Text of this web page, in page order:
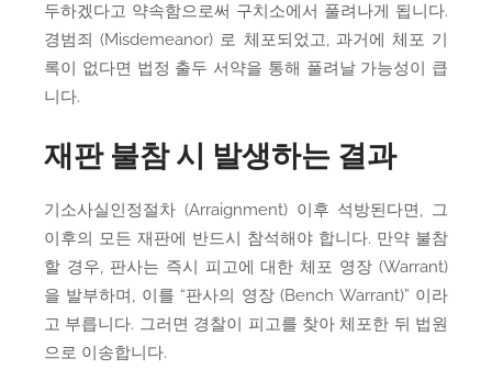
두하겠다고 약속함으로써 구치소에서 풀려나게 됩니다.
경범죄 (Misdemeanor) 로 체포되었고, 과거에 체포 기
록이 없다면 법정 출두 서약을 통해 풀려날 가능성이 큽
니다.
재판 불참 시 발생하는 결과
기소사실인정절차 (Arraignment) 이후 석방된다면, 그
이후의 모든 재판에 반드시 참석해야 합니다. 만약 불참
할 경우, 판사는 즉시 피고에 대한 체포 영장 (Warrant)
을 발부하며, 이를 “판사의 영장 (Bench Warrant)” 이라
고 부릅니다. 그러면 경찰이 피고를 찾아 체포한 뒤 법원
으로 이송합니다.